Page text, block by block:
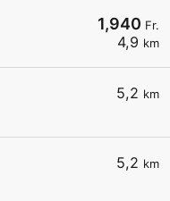
1,940 Fr.
4,9 km
5,2 km
5,2 km